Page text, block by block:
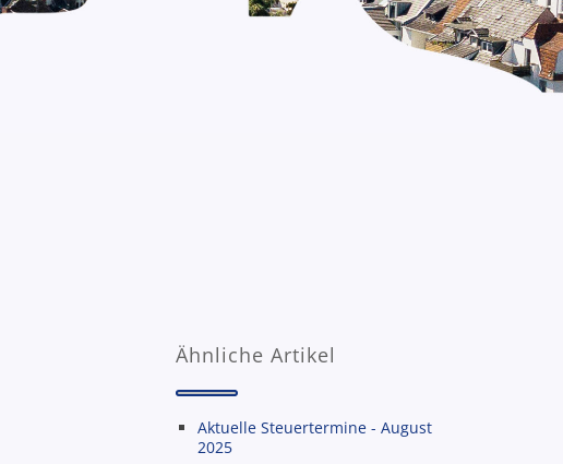
Ähnliche Artikel
Aktuelle Steuertermine - August
2025